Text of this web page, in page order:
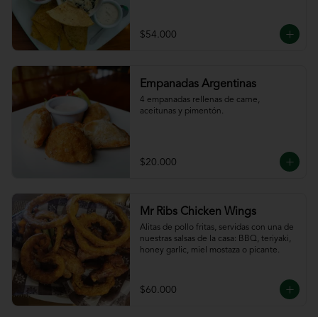
pan
de la casa
$54.000
Empanadas Argentinas
4 empanadas rellenas de carne,
aceitunas y pimentón.
$20.000
Mr Ribs Chicken Wings
Alitas de pollo fritas, servidas con una de
nuestras salsas de la casa: BBQ, teriyaki,
honey garlic, miel mostaza o picante.
$60.000